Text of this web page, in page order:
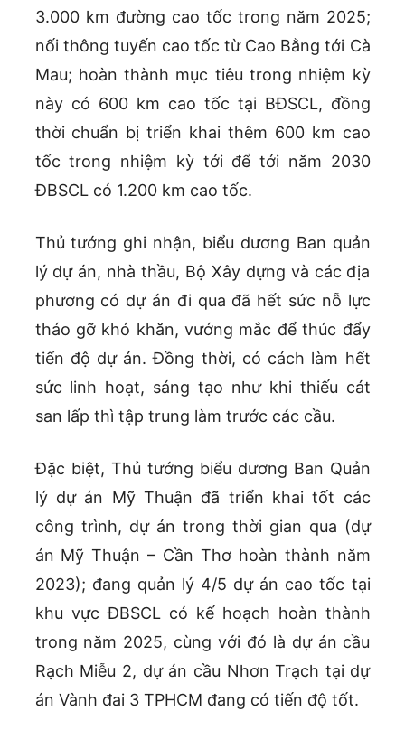
3.000 km đường cao tốc trong năm 2025;
nối thông tuyến cao tốc từ Cao Bằng tới Cà
Mau; hoàn thành mục tiêu trong nhiệm kỳ
này có 600 km cao tốc tại BĐSCL, đồng
thời chuẩn bị triển khai thêm 600 km cao
tốc trong nhiệm kỳ tới để tới năm 2030
ĐBSCL có 1.200 km cao tốc.
Thủ tướng ghi nhận, biểu dương Ban quản
lý dự án, nhà thầu, Bộ Xây dựng và các địa
phương có dự án đi qua đã hết sức nỗ lực
tháo gỡ khó khăn, vướng mắc để thúc đẩy
tiến độ dự án. Đồng thời, có cách làm hết
sức linh hoạt, sáng tạo như khi thiếu cát
san lấp thì tập trung làm trước các cầu.
Đặc biệt, Thủ tướng biểu dương Ban Quản
lý dự án Mỹ Thuận đã triển khai tốt các
công trình, dự án trong thời gian qua (dự
án Mỹ Thuận – Cần Thơ hoàn thành năm
2023); đang quản lý 4/5 dự án cao tốc tại
khu vực ĐBSCL có kế hoạch hoàn thành
trong năm 2025, cùng với đó là dự án cầu
Rạch Miễu 2, dự án cầu Nhơn Trạch tại dự
án Vành đai 3 TPHCM đang có tiến độ tốt.